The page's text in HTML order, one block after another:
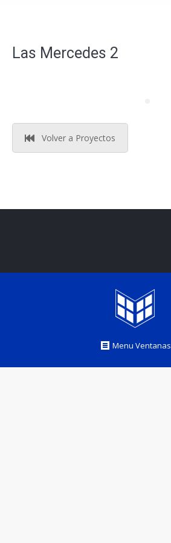
Las Mercedes 2
Volver a Proyectos
Menu Ventanas